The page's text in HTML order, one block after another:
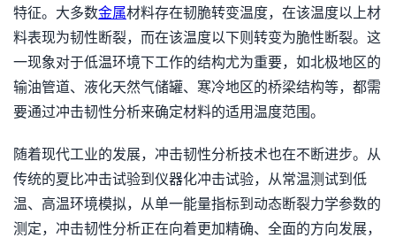
特征。大多数金属材料存在韧脆转变温度，在该温度以上材
料表现为韧性断裂，而在该温度以下则转变为脆性断裂。这
一现象对于低温环境下工作的结构尤为重要，如北极地区的
输油管道、液化天然气储罐、寒冷地区的桥梁结构等，都需
要通过冲击韧性分析来确定材料的适用温度范围。
随着现代工业的发展，冲击韧性分析技术也在不断进步。从
传统的夏比冲击试验到仪器化冲击试验，从常温测试到低
温、高温环境模拟，从单一能量指标到动态断裂力学参数的
测定，冲击韧性分析正在向着更加精确、全面的方向发展，